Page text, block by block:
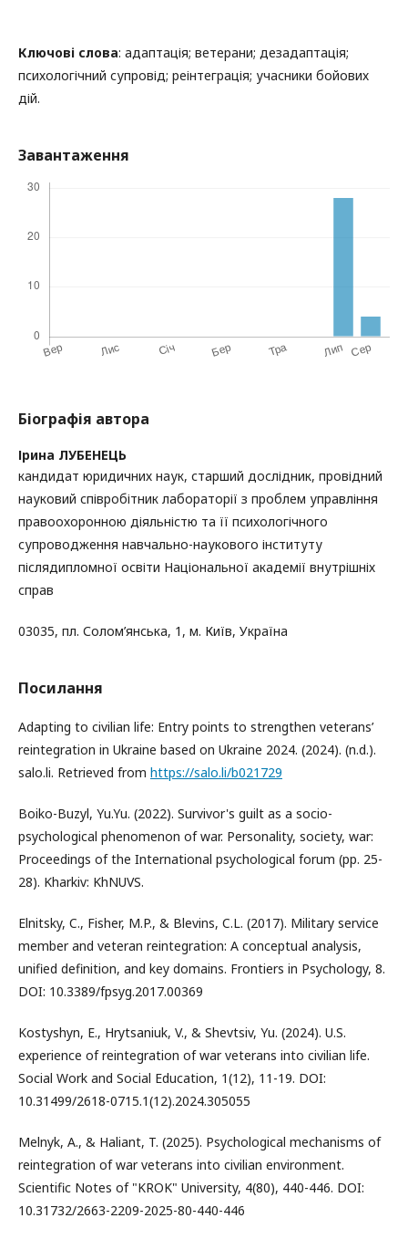
Ключові слова: адаптація; ветерани; дезадаптація;
психологічний супровід; реінтеграція; учасники бойових
дій.
Завантаження
Біографія автора
Ірина ЛУБЕНЕЦЬ
кандидат юридичних наук, старший дослідник, провідний
науковий співробітник лабораторії з проблем управління
правоохоронною діяльністю та її психологічного
супроводження навчально-наукового інституту
післядипломної освіти Національної академії внутрішніх
справ
03035, пл. Солом’янська, 1, м. Київ, Україна
Посилання
Adapting to civilian life: Entry points to strengthen veterans’
reintegration in Ukraine based on Ukraine 2024. (2024). (n.d.).
salo.li. Retrieved from https://salo.li/b021729
Boiko-Buzyl, Yu.Yu. (2022). Survivor's guilt as a socio-
psychological phenomenon of war. Personality, society, war:
Proceedings of the International psychological forum (pp. 25-
28). Kharkiv: KhNUVS.
Elnitsky, C., Fisher, M.P., & Blevins, C.L. (2017). Military service
member and veteran reintegration: A conceptual analysis,
unified definition, and key domains. Frontiers in Psychology, 8.
DOI: 10.3389/fpsyg.2017.00369
Kostyshyn, E., Hrytsaniuk, V., & Shevtsiv, Yu. (2024). U.S.
experience of reintegration of war veterans into civilian life.
Social Work and Social Education, 1(12), 11-19. DOI:
10.31499/2618-0715.1(12).2024.305055
Melnyk, A., & Haliant, T. (2025). Psychological mechanisms of
reintegration of war veterans into civilian environment.
Scientific Notes of "KROK" University, 4(80), 440-446. DOI:
10.31732/2663-2209-2025-80-440-446